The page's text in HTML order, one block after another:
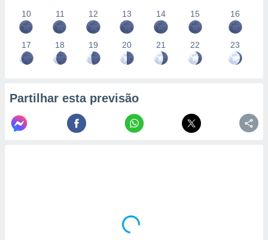
10
11 12 13 14 15 16
17 18 19 20 21 22 23
Partilhar esta previsão